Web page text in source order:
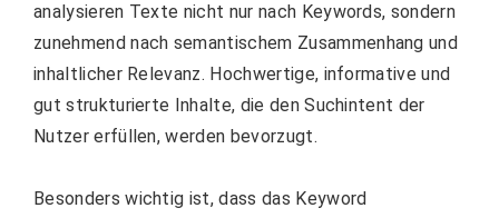
analysieren Texte nicht nur nach Keywords, sondern
zunehmend nach semantischem Zusammenhang und
inhaltlicher Relevanz. Hochwertige, informative und
gut strukturierte Inhalte, die den Suchintent der
Nutzer erfüllen, werden bevorzugt.
Besonders wichtig ist, dass das Keyword